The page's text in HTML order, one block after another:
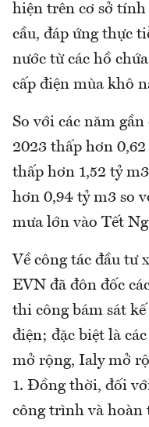
hiện trên cơ sở
cầu, đáp ứng thực
nước từ các hồ
cấp điện mùa khô
So với các năm
2023 thấp hơn
thấp hơn 1,52 tỷ
hơn 0,94 tỷ m3 so
mưa lớn vào Tết
Về công tác đầu tư
EVN đã đôn đốc
thi công bám sát
điện; đặc biệt là
mở rộng, Ialy mở
1. Đồng thời, đối
công trình và hoàn